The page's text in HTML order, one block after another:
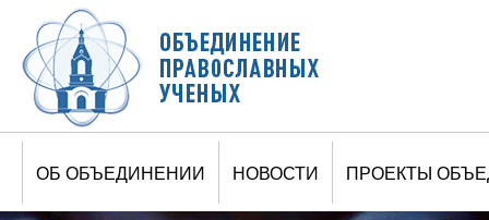
ОБ ОБЪЕДИНЕНИИ НОВОСТИ ПРОЕКТЫ